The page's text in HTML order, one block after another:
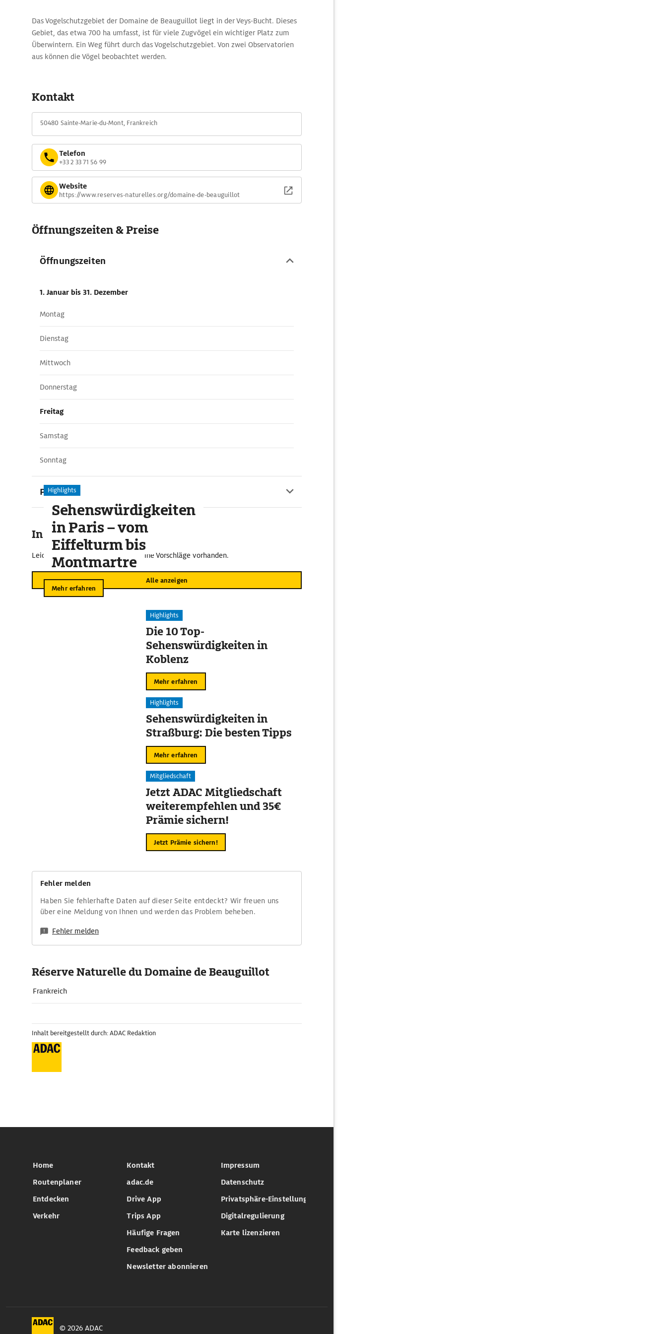
Das Vogelschutzgebiet der Domaine de Beauguillot liegt in der Veys-Bucht. Dieses
Gebiet, das etwa 700 ha umfasst, ist für viele Zugvögel ein wichtiger Platz zum
Überwintern. Ein Weg führt durch das Vogelschutzgebiet. Von zwei Observatorien
aus können die Vögel beobachtet werden.
Kontakt
50480 Sainte-Marie-du-Mont, Frankreich
Telefon
+33 2 33 71 56 99
Website
https://www.reserves-naturelles.org/domaine-de-beauguillot
Öffnungszeiten & Preise
Öffnungszeiten
1. Januar bis 31. Dezember
Montag
Dienstag
Mittwoch
Donnerstag
Freitag
Samstag
Sonntag
Preise
In der Umgebung
Leider sind im näheren Umkreis keine Vorschläge vorhanden.
Alle anzeigen
Highlights
Sehenswürdigkeiten
in Paris – vom
Eiffelturm bis
Montmartre
Mehr erfahren
Highlights
Die 10 Top-
Sehenswürdigkeiten in
Koblenz
Mehr erfahren
Highlights
Sehenswürdigkeiten in
Straßburg: Die besten Tipps
Mehr erfahren
Mitgliedschaft
Jetzt ADAC Mitgliedschaft
weiterempfehlen und 35€
Prämie sichern!
Jetzt Prämie sichern!
Fehler melden
Haben Sie fehlerhafte Daten auf dieser Seite entdeckt? Wir freuen uns
über eine Meldung von Ihnen und werden das Problem beheben.
Fehler melden
Réserve Naturelle du Domaine de Beauguillot
Frankreich
Inhalt bereitgestellt durch: ADAC Redaktion
Home
Routenplaner
Entdecken
Verkehr
Kontakt
adac.de
Drive App
Trips App
Häufige Fragen
Feedback geben
Newsletter abonnieren
Impressum
Datenschutz
Privatsphäre-Einstellungen
Digitalregulierung
Karte lizenzieren
© 2026 ADAC